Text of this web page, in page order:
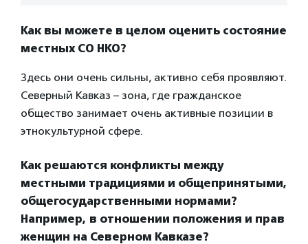
Как вы можете в целом оценить состояние
местных СО НКО?
Здесь они очень сильны, активно себя проявляют.
Северный Кавказ – зона, где гражданское
общество занимает очень активные позиции в
этнокультурной сфере.
Как решаются конфликты между
местными традициями и общепринятыми,
общегосударственными нормами?
Например, в отношении положения и прав
женщин на Северном Кавказе?